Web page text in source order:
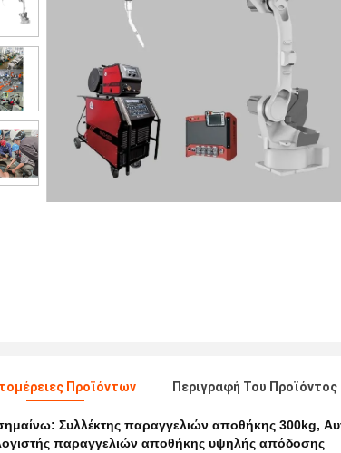
Προϊόντων Περιγραφή Του Προϊόντος
Συλλέκτης παραγγελιών αποθήκης 300kg,
παραγγελιών αποθήκης υψηλής απόδοσης